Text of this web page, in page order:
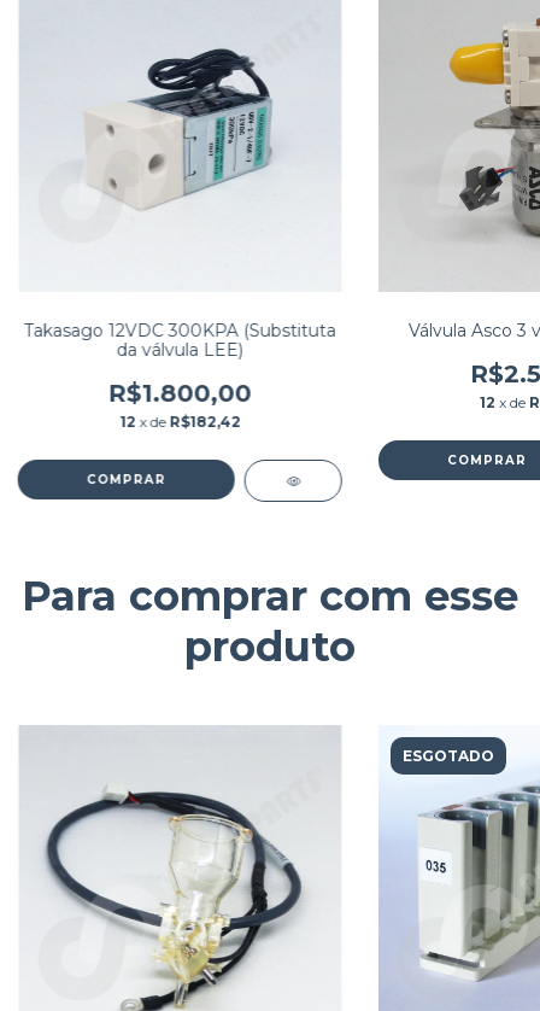
Takasago 12VDC 300KPA (Substituta
da válvula LEE)
R$1.800,00
12 x de R$182,42
Válvula Asco 3
12 x de
Para comprar com esse
produto
ESGOTADO